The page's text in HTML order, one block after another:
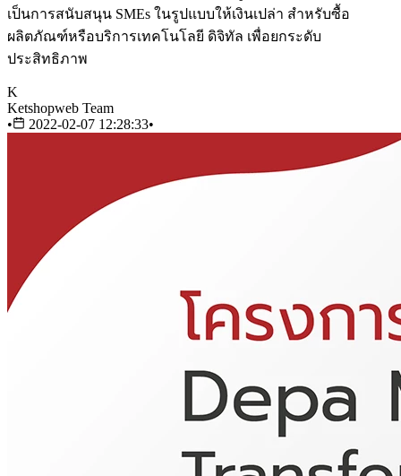
เป็นการสนับสนุน SMEs ในรูปแบบให้เงินเปล่า สำหรับซื้อ
ผลิตภัณฑ์หรือบริการเทคโนโลยี ดิจิทัล เพื่อยกระดับ
ประสิทธิภาพ
K
Ketshopweb Team
•
2022-02-07 12:28:33•